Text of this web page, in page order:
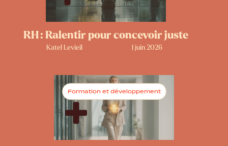
RH : Ralentir pour concevoir juste
Katel Levieil 1 juin 2026
Formation et développement